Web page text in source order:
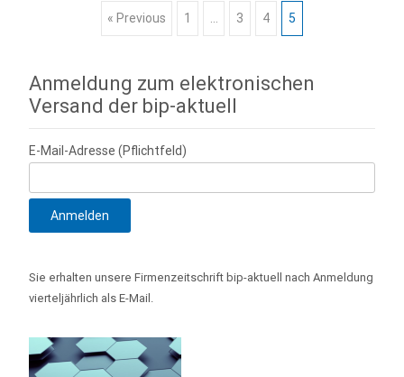
Posts
navigation
« Previous 1 3 4 5
Anmeldung zum elektronischen
Versand der bip-aktuell
E-Mail-Adresse (Pflichtfeld)
Sie erhalten unsere Firmenzeitschrift bip-aktuell nach Anmeldung
vierteljährlich als E-Mail.